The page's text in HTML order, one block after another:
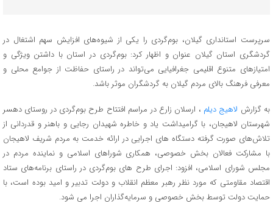
سرپرست استانداری گیلان، بوم‌گردی را یکی از شیوه‌های افزایش سهم اشتغال در
گردشگری استان گیلان عنوان و اظهار کرد: بوم‌گردی در استان با داشتن ویژگی و
امتیازهای متنوع اقلیمی جغرافیایی می‌تواند در راستای حفاظت از جوامع محلی و
معرفی فرهنگ بالای مردم گیلان به گردشگران موثر باشد.
به گزارش لاهیج دیلم ، ارسلان زارع در مراسم افتتاح طرح بوم‌گردی در روستای دهسر
شهرستان لاهیجان، با گرامیداشت یاد و خاطره شهیدان رجایی و باهنر و قدردانی از
تلاش‌های صورت گرفته دستگاه های اجرایی در ارائه خدمت به مردم شریف لاهیجان
با مشارکت فعالان بخش خصوصی، همکاری شوراهای اسلامی و نماینده مردم در
مجلس شورای اسلامی، افزود: اجرای طرح های بوم‌گردی در راستای برنامه‌های ستاد
اقتصاد مقاومتی که مورد نظر رهبر معظم انقلاب و دولت تدبیر و امید بوده است، ‌با
حمایت دولت توسط بخش خصوصی و سرمایه‌گذاران اجرا می شود.